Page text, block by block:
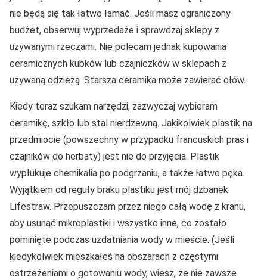
nie będą się tak łatwo łamać. Jeśli masz ograniczony
budżet, obserwuj wyprzedaże i sprawdzaj sklepy z
używanymi rzeczami. Nie polecam jednak kupowania
ceramicznych kubków lub czajniczków w sklepach z
używaną odzieżą. Starsza ceramika może zawierać ołów.
Kiedy teraz szukam narzędzi, zazwyczaj wybieram
ceramikę, szkło lub stal nierdzewną. Jakikolwiek plastik na
przedmiocie (powszechny w przypadku francuskich pras i
czajników do herbaty) jest nie do przyjęcia. Plastik
wypłukuje chemikalia po podgrzaniu, a także łatwo pęka.
Wyjątkiem od reguły braku plastiku jest mój dzbanek
Lifestraw. Przepuszczam przez niego całą wodę z kranu,
aby usunąć mikroplastiki i wszystko inne, co zostało
pominięte podczas uzdatniania wody w mieście. (Jeśli
kiedykolwiek mieszkałeś na obszarach z częstymi
ostrzeżeniami o gotowaniu wody, wiesz, że nie zawsze